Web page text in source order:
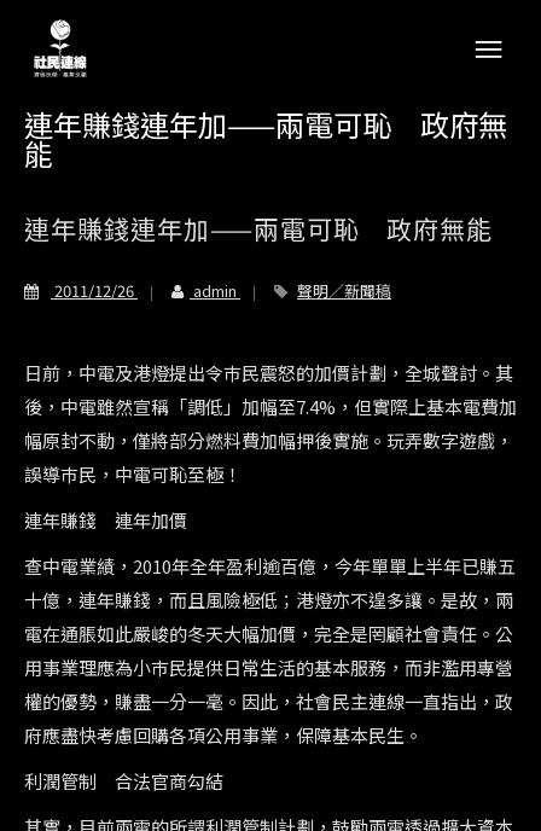
連年賺錢連年加——兩電可恥 政府無
能
連年賺錢連年加——兩電可恥 政府無能
2011/12/26 admin 聲明／新聞稿
日前，中電及港燈提出令巿民震怒的加價計劃，全城聲討。其
後，中電雖然宣稱「調低」加幅至7.4%，但實際上基本電費加
幅原封不動，僅將部分燃料費加幅押後實施。玩弄數字遊戲，
誤導巿民，中電可恥至極！
連年賺錢 連年加價
查中電業績，2010年全年盈利逾百億，今年單單上半年已賺五
十億，連年賺錢，而且風險極低；港燈亦不遑多讓。是故，兩
電在通脹如此嚴峻的冬天大幅加價，完全是罔顧社會責任。公
用事業理應為小巿民提供日常生活的基本服務，而非濫用專營
權的優勢，賺盡一分一毫。因此，社會民主連線一直指出，政
府應盡快考慮回購各項公用事業，保障基本民生。
利潤管制 合法官商勾結